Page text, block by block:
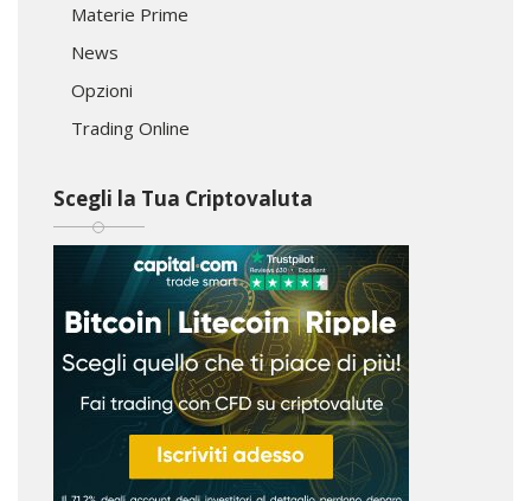
Materie Prime
News
Opzioni
Trading Online
Scegli la Tua Criptovaluta